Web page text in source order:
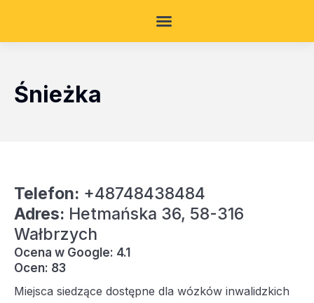
Śnieżka
Telefon: +48748438484
Adres: Hetmańska 36, 58-316
Wałbrzych
Ocena w Google: 4.1
Ocen: 83
Miejsca siedzące dostępne dla wózków inwalidzkich